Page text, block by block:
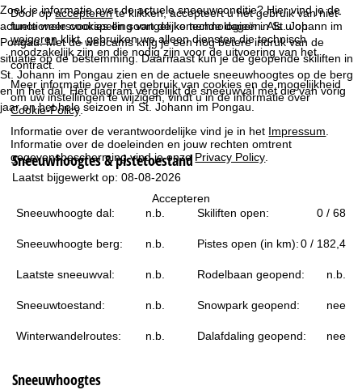
Door opaccepterente klikken, accepteert u het gebruik van niet-
functionele cookies en soortgelijke technologieën. Als u op
weigerenklikt, gebruiken we alleen diensten die technisch
noodzakelijk zijn en die nodig zijn voor de uitvoering van het
contract.
Meer informatie over het gebruik van cookies en de mogelijkheid
om uw instellingen te wijzigen, vindt u in de informatie over
Cookie-Policy.
Informatie over de verantwoordelijke vind je in het Impressum.
Informatie over de doeleinden en jouw rechten omtrent
gegevensbescherming vind je onze Privacy Policy.
Accepteren
r
t
p
a
g
i
n
a
Zoek je informatie over de actuele sneeuwconditie? Hier vind je de
actuele weersvoorspelling van de komende dagen in St. Johann im
Pongau. Met de webcams krijg je een nog betere indruk van de
situatie op de bestemming. Daarnaast kun je de geopende skiliften in
St. Johann im Pongau zien en de actuele sneeuwhoogtes op de berg
en in het dal. Het diagram vergelijkt de sneeuwval met die van vorig
jaar en het hele seizoen in St. Johann im Pongau.
Sneeuwhoogtes & pistetoestand
Laatst bijgewerkt op: 08-08-2026
Sneeuwhoogte dal: n.b. Skiliften open: 0 / 68
Sneeuwhoogte berg: n.b. Pistes open (in km):0 / 182,4
Laatste sneeuwval: n.b. Rodelbaan geopend: n.b.
Sneeuwtoestand: n.b. Snowpark geopend: nee
Winterwandelroutes: n.b. Dalafdaling geopend: nee
Sneeuwhoogtes